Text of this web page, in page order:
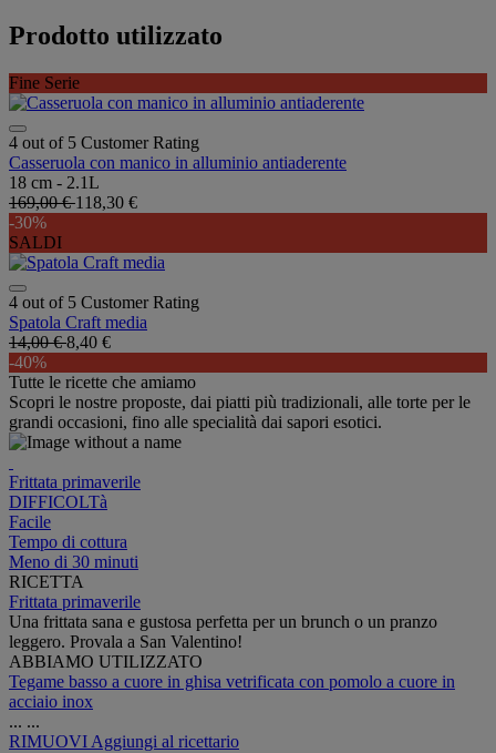
Prodotto utilizzato
Fine Serie
4 out of 5 Customer Rating
Casseruola con manico in alluminio antiaderente
18 cm - 2.1L
169,00 €118,30 €
-30%
SALDI
4 out of 5 Customer Rating
Spatola Craft media
14,00 €8,40 €
-40%
Tutte le ricette che amiamo
Scopri le nostre proposte, dai piatti più tradizionali, alle torte per le
grandi occasioni, fino alle specialità dai sapori esotici.
Frittata primaverile
DIFFICOLTà
Facile
Tempo di cottura
Meno di 30 minuti
RICETTA
Frittata primaverile
Una frittata sana e gustosa perfetta per un brunch o un pranzo
leggero. Provala a San Valentino!
ABBIAMO UTILIZZATO
Tegame basso a cuore in ghisa vetrificata con pomolo a cuore in
acciaio inox
... ...
RIMUOVI Aggiungi al ricettario